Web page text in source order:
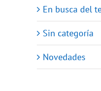
En busca del
Sin categoría
Novedades